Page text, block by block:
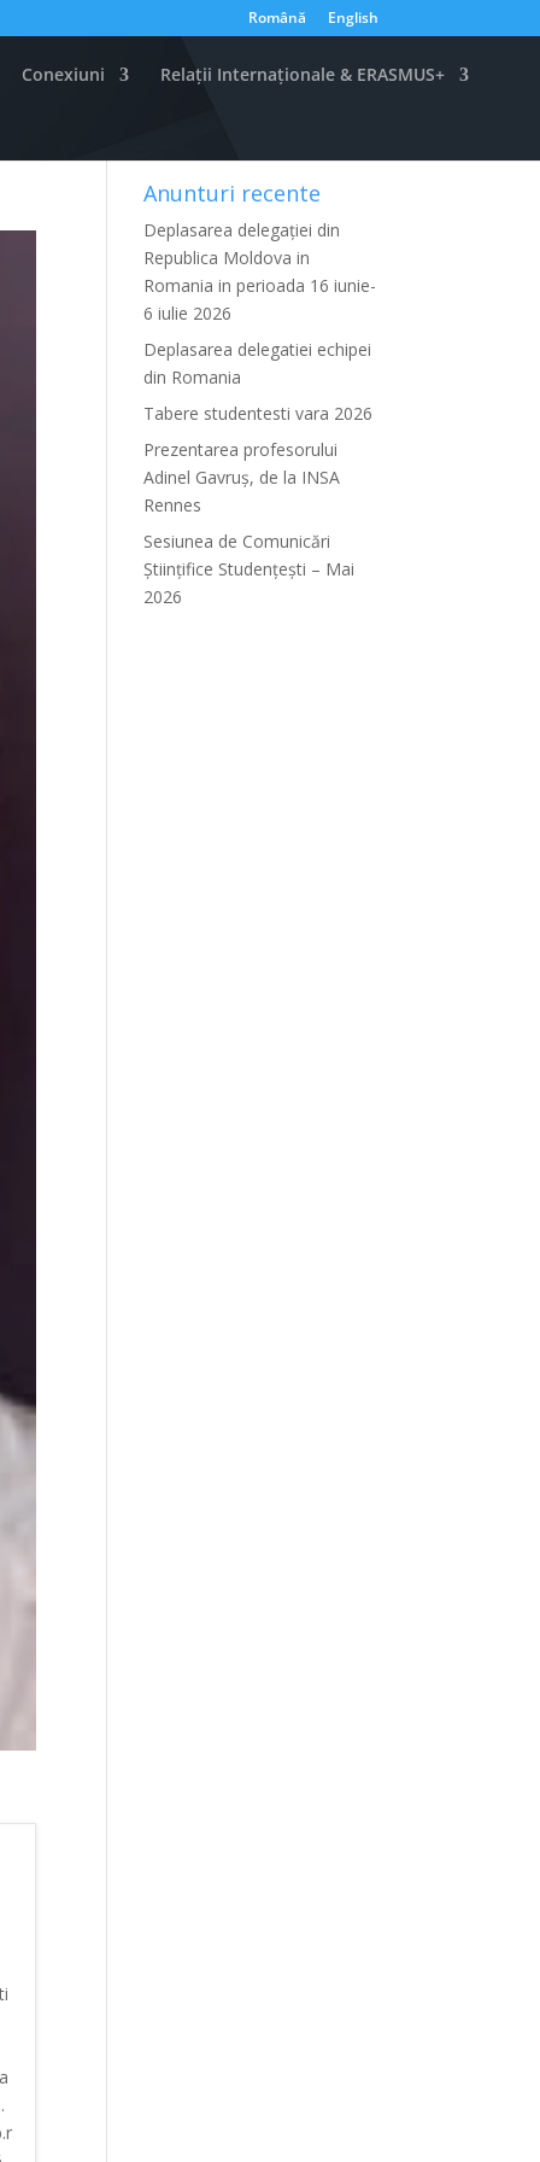
Română English
Conexiuni Relații Internaționale & ERASMUS+
Anunturi recente
Deplasarea delegației din
Republica Moldova in
Romania in perioada 16 iunie-
6 iulie 2026
Deplasarea delegatiei echipei
din Romania
Tabere studentesti vara 2026
Prezentarea profesorului
Adinel Gavruș, de la INSA
Rennes
Sesiunea de Comunicări
Științifice Studențești – Mai
2026